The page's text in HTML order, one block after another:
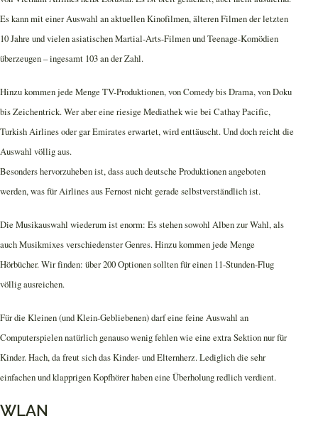
Es kann mit einer Auswahl an aktuellen Kinofilmen, älteren Filmen der letzten
10 Jahre und vielen asiatischen Martial-Arts-Filmen und Teenage-Komödien
überzeugen – ingesamt 103 an der Zahl.
Hinzu kommen jede Menge TV-Produktionen, von Comedy bis Drama, von Doku
bis Zeichentrick. Wer aber eine riesige Mediathek wie bei Cathay Pacific,
Turkish Airlines oder gar Emirates erwartet, wird enttäuscht. Und doch reicht die
Auswahl völlig aus.
Besonders hervorzuheben ist, dass auch deutsche Produktionen angeboten
werden, was für Airlines aus Fernost nicht gerade selbstverständlich ist.
Die Musikauswahl wiederum ist enorm: Es stehen sowohl Alben zur Wahl, als
auch Musikmixes verschiedenster Genres. Hinzu kommen jede Menge
Hörbücher. Wir finden: über 200 Optionen sollten für einen 11-Stunden-Flug
völlig ausreichen.
Für die Kleinen (und Klein-Gebliebenen) darf eine feine Auswahl an
Computerspielen natürlich genauso wenig fehlen wie eine extra Sektion nur für
Kinder. Hach, da freut sich das Kinder- und Elternherz. Lediglich die sehr
einfachen und klapprigen Kopfhörer haben eine Überholung redlich verdient.
WLAN